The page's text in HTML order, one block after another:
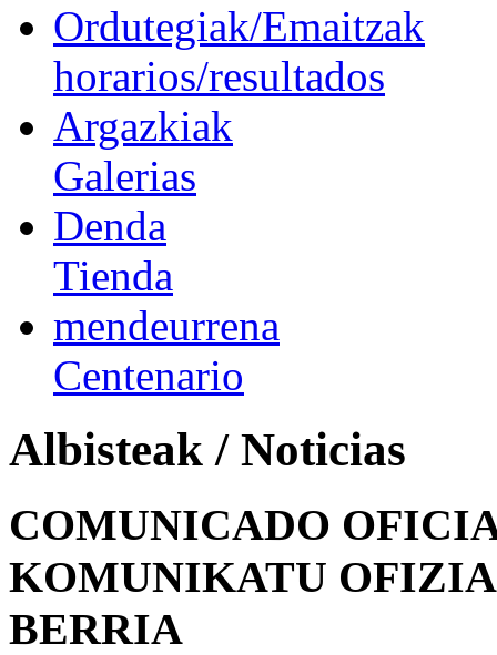
Ordutegiak/Emaitzak
horarios/resultados
Argazkiak
Galerias
Denda
Tienda
mendeurrena
Centenario
Albisteak / Noticias
COMUNICADO
KOMUNIKATU
BERRIA